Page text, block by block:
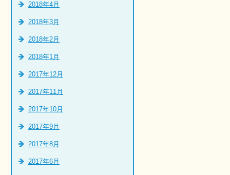
2018年4月
2018年3月
2018年2月
2018年1月
2017年12月
2017年11月
2017年10月
2017年9月
2017年8月
2017年6月